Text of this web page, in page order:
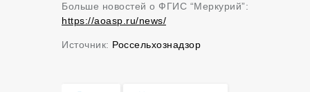
Больше новостей о ФГИС “Меркурий”:
https://aoasp.ru/news/
Источник: Россельхознадзор